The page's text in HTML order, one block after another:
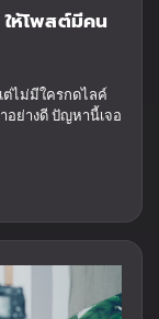
ห้โพสต์มีคน
ต่ไม่มีใครกดไลค์
ย่างดี ปัญหานี้เจอ